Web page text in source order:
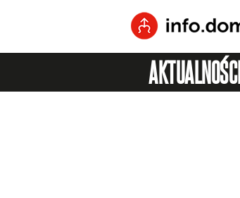
AKTUALNOŚCI